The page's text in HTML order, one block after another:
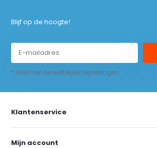
Blijf op de hoogte!
* Lees hier de wettelijke beperkingen
Klantenservice
Mijn account